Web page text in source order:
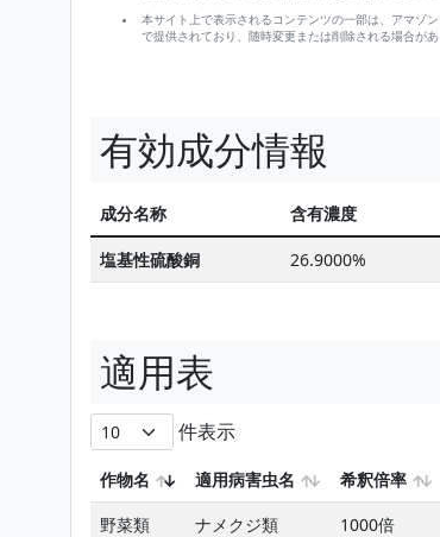
本サイト上で表示されるコンテンツの一部は、アマゾ
で提供されており、随時変更または削除される場合があ
有効成分情報
成分名称 含有濃度
塩基性硫酸銅 26.9000%
適用表
件表示
作物名 適用病害虫名 希釈倍率
野菜類
ナメクジ類 1000倍